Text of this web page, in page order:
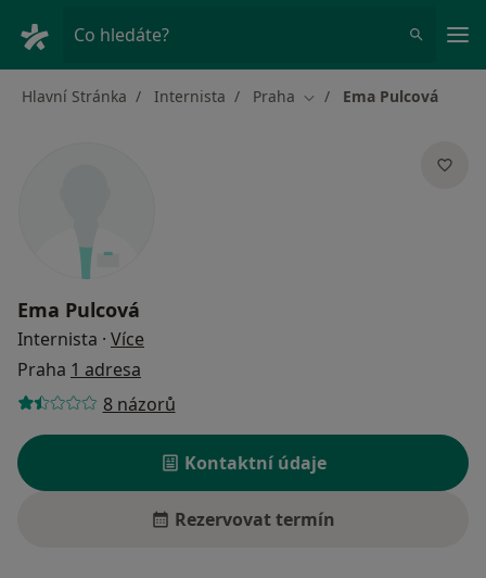
Co hledáte?
Hlavní Stránka Internista Praha Změna města
Ema Pulcová
Ema Pulcová
Internista · Více
Praha 1 adresa
8 názorů
Kontaktní údaje
Rezervovat termín